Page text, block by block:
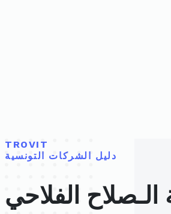
TROVIT
دليل الشركات التونسية
الفلاحي